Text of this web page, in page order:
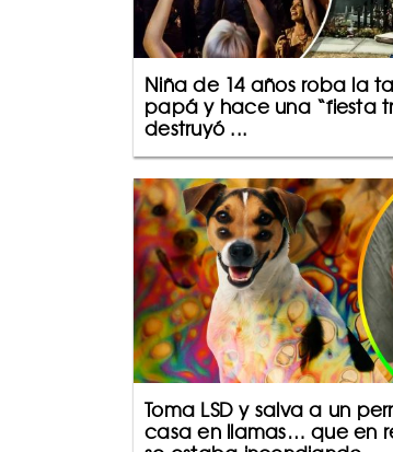
Niña de 14 años roba la
papá y hace una “fiesta
destruyó ...
Toma LSD y salva a un
casa en llamas… que en